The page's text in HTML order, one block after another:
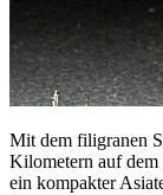
Mit dem filigranen
Kilometern auf dem
ein kompakter